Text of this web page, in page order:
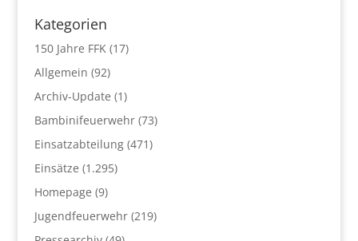
Kategorien
150 Jahre FFK(17)
Allgemein (92)
Archiv-Update (1)
Bambinifeuerwehr(73)
Einsatzabteilung(471)
Einsätze (1.295)
Homepage (9)
Jugendfeuerwehr(219)